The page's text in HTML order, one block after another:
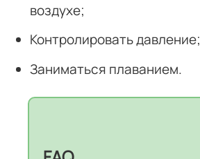
воздухе;
Контролировать давление;
Заниматься плаванием.